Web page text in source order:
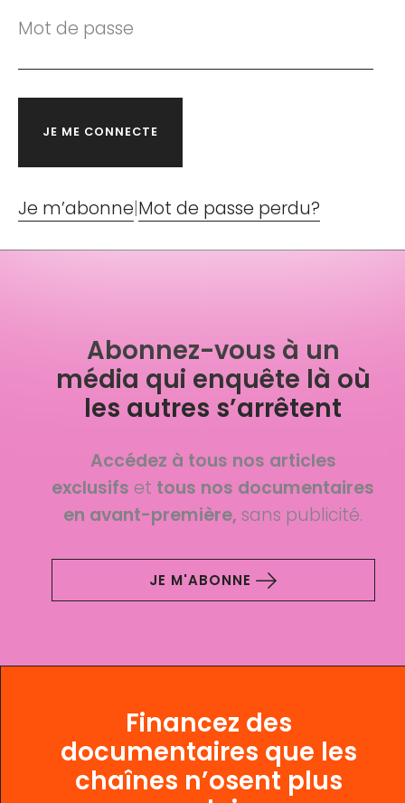
Mot de passe
Je m’abonne|Mot de passe perdu?
Abonnez-vous à un
média qui enquête là où
les autres s’arrêtent
Accédez à tous nos articles
exclusifs et tous nos documentaires
en avant-première,sans publicité.
JE M'ABONNE
Financez des
documentaires que les
chaînes n’osent plus